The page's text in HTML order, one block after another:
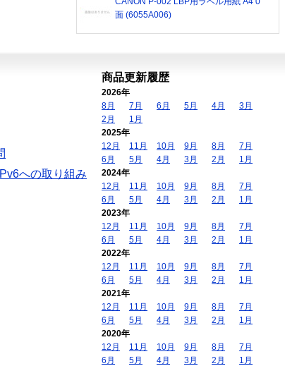
面 (6055A006)
IPv6への取り組み
商品更新履歴
2026年
8月
7月 6月 5月 4月
3月
2月
1月
2025年
12月
11月 10月 9月 8月
7月
6月
5月 4月 3月 2月
1月
2024年
12月
11月 10月 9月 8月
7月
6月
5月 4月 3月 2月
1月
2023年
12月
11月 10月 9月 8月
7月
6月
5月 4月 3月 2月
1月
2022年
12月
11月 10月 9月 8月
7月
6月
5月 4月 3月 2月
1月
2021年
12月
11月 10月 9月 8月
7月
6月
5月 4月 3月 2月
1月
2020年
12月
11月 10月 9月 8月
7月
6月
5月 4月 3月 2月
1月